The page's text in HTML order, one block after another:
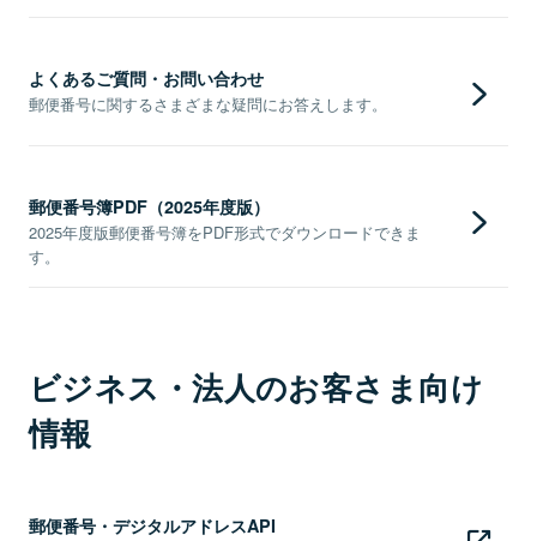
よくあるご質問・お問い合わせ
郵便番号に関するさまざまな疑問にお答えします。
郵便番号簿PDF（2025年度版）
2025年度版郵便番号簿をPDF形式でダウンロードできま
す。
ビジネス・法人のお客さま向け
情報
郵便番号・デジタルアドレスAPI